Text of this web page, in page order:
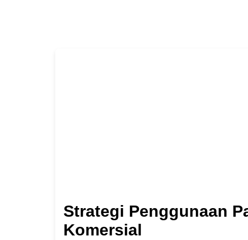
Strategi Penggunaan
Komersial